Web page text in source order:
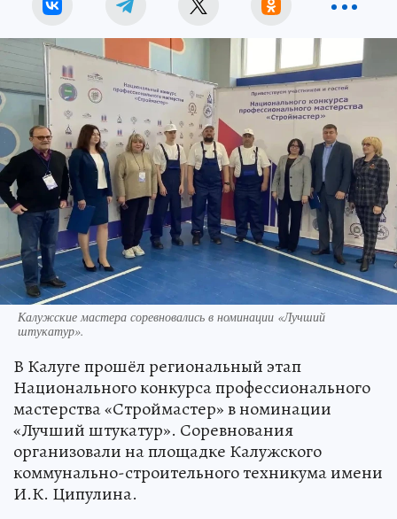
Калужские мастера соревновались в номинации «Лучший
штукатур».
В Калуге прошёл региональный этап
Национального конкурса профессионального
мастерства «Строймастер» в номинации
«Лучший штукатур». Соревнования
организовали на площадке Калужского
коммунально-строительного техникума имени
И.К. Ципулина.